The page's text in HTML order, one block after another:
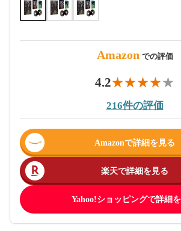
Amazon での評価
4.2
216件の評価
Amazonで詳細を見る
楽天で詳細を見る
Yahoo!ショッピングで詳細